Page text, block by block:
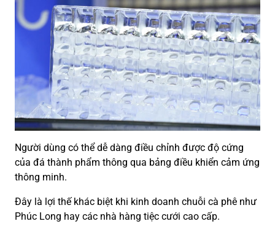
Người dùng có thể dễ dàng điều chỉnh được độ cứng
của đá thành phẩm thông qua bảng điều khiển cảm ứng
thông minh.
Đây là lợi thế khác biệt khi kinh doanh chuỗi cà phê như
Phúc Long hay các nhà hàng tiệc cưới cao cấp.